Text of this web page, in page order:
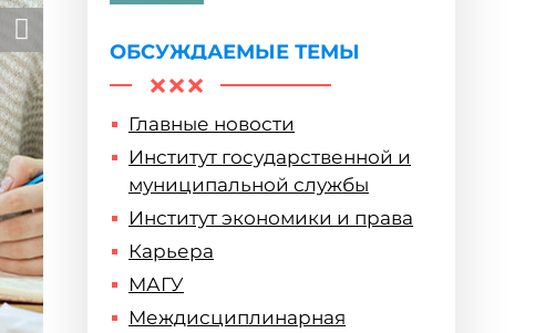
ОБСУЖДАЕМЫЕ ТЕМЫ
Главные новости
Институт государственной и
муниципальной службы
Институт экономики и права
Карьера
МАГУ
Междисциплинарная